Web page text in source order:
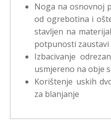
Noga na osnovnoj
od ogrebotina i
stavljen na
potpunosti zaustavi
Izbacivanje
usmjereno na obje
Korištenje uskih
za blanjanje